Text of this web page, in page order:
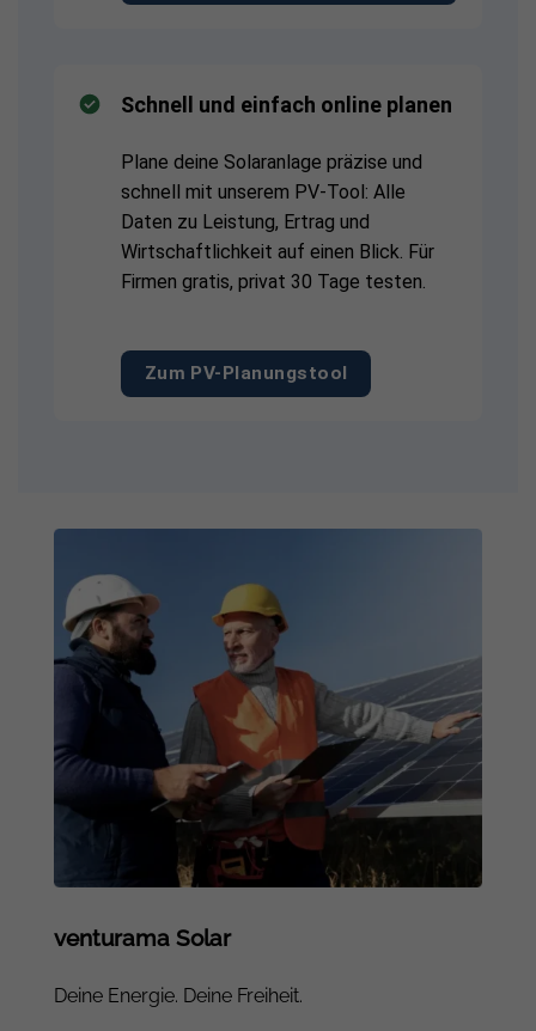
Schnell und einfach online planen
Plane deine Solaranlage präzise und
schnell mit unserem PV-Tool: Alle
Daten zu Leistung, Ertrag und
Wirtschaftlichkeit auf einen Blick. Für
Firmen gratis, privat 30 Tage testen.
Zum PV-Planungstool
venturama Solar
Deine Energie. Deine Freiheit.